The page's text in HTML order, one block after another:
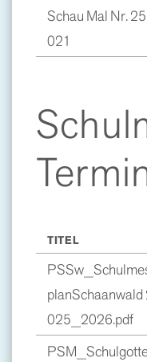
Schau Mal Nr.
021
TITEL
planSchaanwald
025_2026.pdf